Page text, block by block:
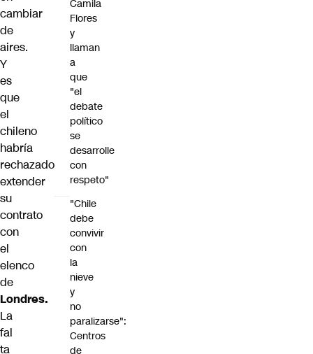
cambiar
de
aires.
Y
es
que
el
chileno
habría
rechazado
extender
su
contrato
con
el
elenco
de
Londres.
La
fal
ta
Camila
Flores
y
llaman
a
que
"el
debate
político
se
desarrolle
con
respeto"
"Chile
debe
convivir
con
la
nieve
y
no
paralizarse":
Centros
de